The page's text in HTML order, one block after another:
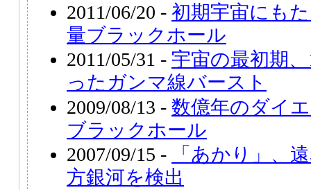
2011/06/20 - 初期宇宙にも
量ブラックホール
2011/05/31 - 宇宙の最初期
ったガンマ線バースト
2009/08/13 - 数億年のダイ
ブラックホール
2007/09/15 -
「あかり」、
方銀河を検出